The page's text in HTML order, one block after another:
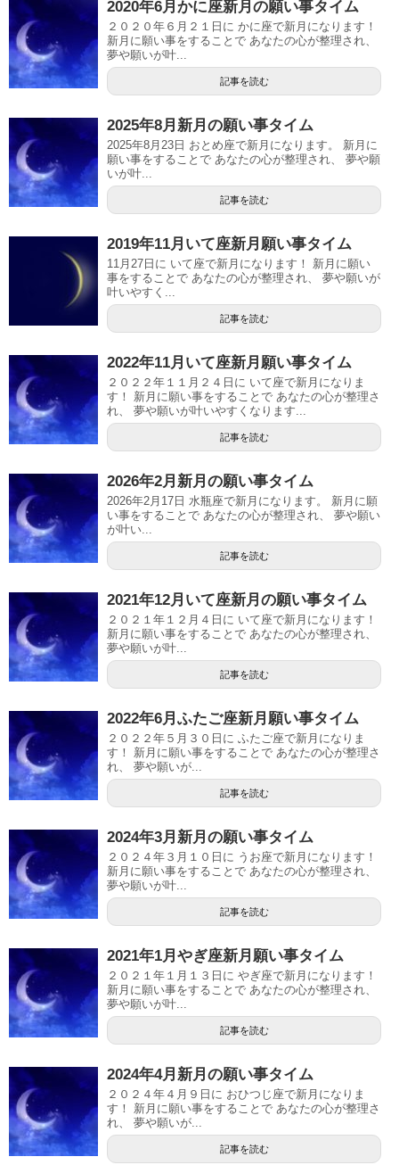
2020年6月かに座新月の願い事タイム
２０２０年６月２１日に かに座で新月になります！
新月に願い事をすることで あなたの心が整理され、
夢や願いが叶...
記事を読む
2025年8月新月の願い事タイム
2025年8月23日 おとめ座で新月になります。 新月に
願い事をすることで あなたの心が整理され、 夢や願
いが叶...
記事を読む
2019年11月いて座新月願い事タイム
11月27日に いて座で新月になります！ 新月に願い
事をすることで あなたの心が整理され、 夢や願いが
叶いやすく...
記事を読む
2022年11月いて座新月願い事タイム
２０２２年１１月２４日に いて座で新月になりま
す！ 新月に願い事をすることで あなたの心が整理さ
れ、 夢や願いが叶いやすくなります...
記事を読む
2026年2月新月の願い事タイム
2026年2月17日 水瓶座で新月になります。 新月に願
い事をすることで あなたの心が整理され、 夢や願い
が叶い...
記事を読む
2021年12月いて座新月の願い事タイム
２０２１年１２月４日に いて座で新月になります！
新月に願い事をすることで あなたの心が整理され、
夢や願いが叶...
記事を読む
2022年6月ふたご座新月願い事タイム
２０２２年５月３０日に ふたご座で新月になりま
す！ 新月に願い事をすることで あなたの心が整理さ
れ、 夢や願いが...
記事を読む
2024年3月新月の願い事タイム
２０２４年３月１０日に うお座で新月になります！
新月に願い事をすることで あなたの心が整理され、
夢や願いが叶...
記事を読む
2021年1月やぎ座新月願い事タイム
２０２１年１月１３日に やぎ座で新月になります！
新月に願い事をすることで あなたの心が整理され、
夢や願いが叶...
記事を読む
2024年4月新月の願い事タイム
２０２４年４月９日に おひつじ座で新月になりま
す！ 新月に願い事をすることで あなたの心が整理さ
れ、 夢や願いが...
記事を読む